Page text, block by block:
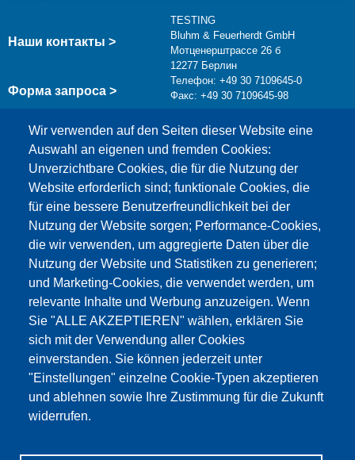
Wir verwenden auf den Seiten dieser Website eine
Auswahl an eigenen und fremden Cookies:
Unverzichtbare Cookies, die für die Nutzung der
Website erforderlich sind; funktionale Cookies, die
für eine bessere Benutzerfreundlichkeit bei der
Nutzung der Website sorgen; Performance-Cookies,
die wir verwenden, um aggregierte Daten über die
Nutzung der Website und Statistiken zu generieren;
und Marketing-Cookies, die verwendet werden, um
relevante Inhalte und Werbung anzuzeigen. Wenn
Sie "ALLE AKZEPTIEREN" wählen, erklären Sie
sich mit der Verwendung aller Cookies
einverstanden. Sie können jederzeit unter
"Einstellungen" einzelne Cookie-Typen akzeptieren
und ablehnen sowie Ihre Zustimmung für die Zukunft
widerrufen.
Наши контакты >
Форма запроса >
TESTING
Bluhm & Feuerherdt GmbH
Мотценерштрассе 26 б
12277 Берлин
Телефон: +49 30 7109645-0
Факс: +49 30 7109645-98
info@testing.de
Этот материал заблокирован, потому что
файлы cookie Google Maps не были приняты.
НЕОБХОДИМО ПРИНЯТЬ ТОЛЬКО
ФАЙЛЫ COOKIE GOOGLE MAPS.
Alle Cookies akzeptieren